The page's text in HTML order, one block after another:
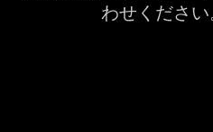
わせください